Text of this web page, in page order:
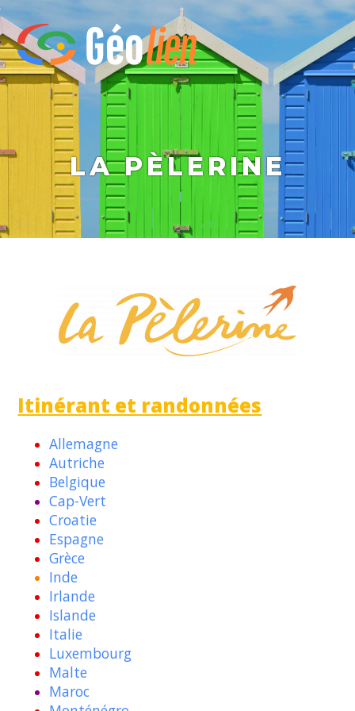
LA PÈLERINE
Itinérant et randonnées
Allemagne
Autriche
Belgique
Cap-Vert
Croatie
Espagne
Grèce
Inde
Irlande
Islande
Italie
Luxembourg
Malte
Maroc